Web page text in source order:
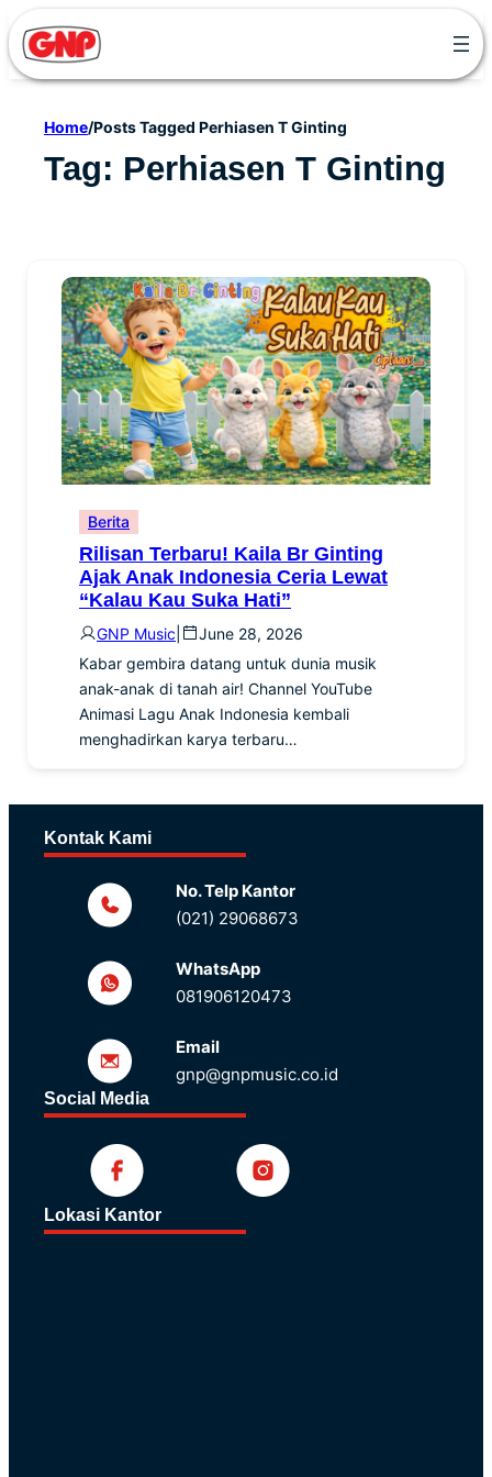
to
content
Home/Posts Tagged Perhiasen T Ginting
Tag: Perhiasen T Ginting
Berita
Rilisan Terbaru! Kaila Br Ginting
Ajak Anak Indonesia Ceria Lewat
“Kalau Kau Suka Hati”
GNP Music
June 28, 2026
Kabar gembira datang untuk dunia musik
anak-anak di tanah air! Channel YouTube
Animasi Lagu Anak Indonesia kembali
menghadirkan karya terbaru…
Kontak Kami
No. Telp Kantor
(021) 29068673
WhatsApp
081906120473
Email
gnp@gnpmusic.co.id
Social Media
Lokasi Kantor